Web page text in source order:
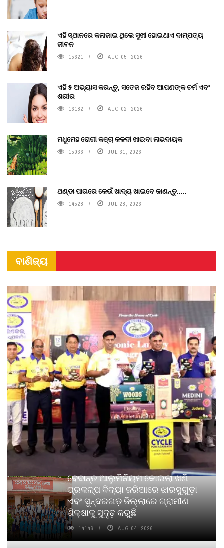
ଏହି ସ୍ଥାନରେ କଳାଜାଇ ଥିଲେ ସୁଖୀ ହୋଇଥାଏ ଦାମ୍ପତ୍ୟ
ଜୀବନ
15621 AUG 05, 2026
ଏହି ୫ ଅଭ୍ୟାସ କରନ୍ତୁ, ସତେଜ ରହିବ ଆପଣଙ୍କ ଚର୍ମ ଏବଂ
ଶରୀର
16182 AUG 02, 2026
ମଧୁମେହ ରୋଗୀ କଞ୍ଚା କଳଦୀ ଖାଇବା ଲାଭଦାୟକ
15036 JUL 31, 2026
ଥଣ୍ଡା ପାଗରେ କେଉଁ ଖାଦ୍ୟ ଖାଇବେ ଜାଣନ୍ତୁ.....
14528 JUL 28, 2026
ବାଣିଜ୍ୟ
ବେଦାନ୍ତ ଆଲୁମିନିୟମ କୋଇଲା ଖଣି
ପ୍ରକଳ୍ପ ବିଦ୍ୟା ଜରିଆରେ ଝାରସୁଗୁଡ଼ା
ଏବଂ ସୁନ୍ଦରଗଡ଼ ଜିଲ୍ଲାରେ ଗ୍ରାମୀଣ
ଶିକ୍ଷାକୁ ସୁଦୃଢ଼ କରୁଛି
14146 AUG 04, 2026